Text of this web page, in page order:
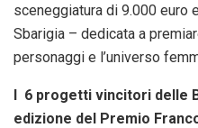
sceneggiatura di 9.000 euro
Sbarigia – dedicata a
personaggi e l’universo
I 6 progetti vincitori delle
edizione del Premio